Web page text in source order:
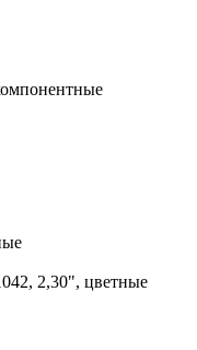
2,30", цветные